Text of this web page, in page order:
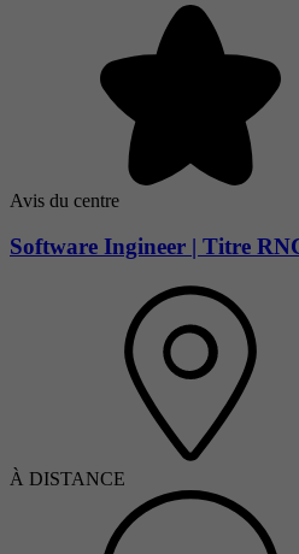
Avis du centre
Software Ingineer | Titre
À DISTANCE